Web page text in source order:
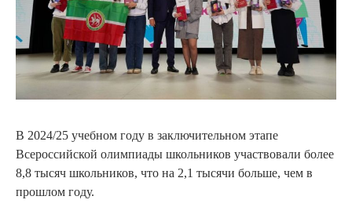
В 2024/25 учебном году в заключительном этапе
Всероссийской олимпиады школьников участвовали более
8,8 тысяч школьников, что на 2,1 тысячи больше, чем в
прошлом году.